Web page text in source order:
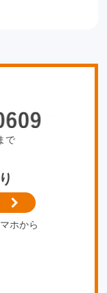
で
ホから